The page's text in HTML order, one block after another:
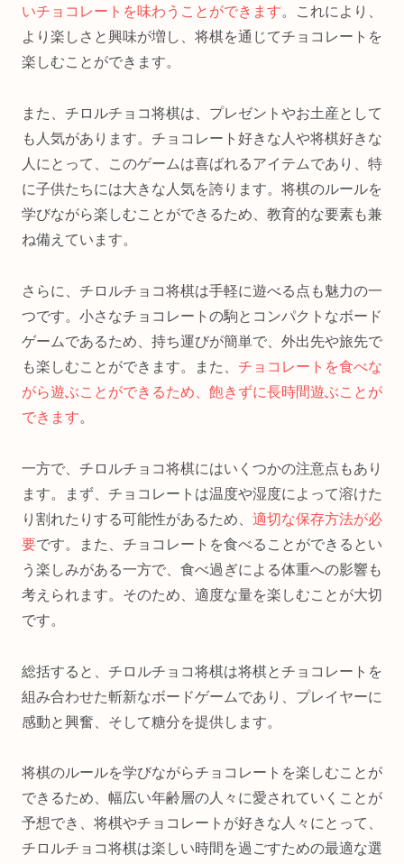
いチョコレートを味わうことができます。これにより、
より楽しさと興味が増し、将棋を通じてチョコレートを
楽しむことができます。
また、チロルチョコ将棋は、プレゼントやお土産として
も人気があります。チョコレート好きな人や将棋好きな
人にとって、このゲームは喜ばれるアイテムであり、特
に子供たちには大きな人気を誇ります。将棋のルールを
学びながら楽しむことができるため、教育的な要素も兼
ね備えています。
さらに、チロルチョコ将棋は手軽に遊べる点も魅力の一
つです。小さなチョコレートの駒とコンパクトなボード
ゲームであるため、持ち運びが簡単で、外出先や旅先で
も楽しむことができます。また、 チョコレートを食べな
がら遊ぶことができるため、飽きずに長時間遊ぶことが
できます。
一方で、チロルチョコ将棋にはいくつかの注意点もあり
ます。まず、チョコレートは温度や湿度によって溶けた
り割れたりする可能性があるため、 適切な保存方法が必
要です。また、チョコレートを食べることができるとい
う楽しみがある一方で、食べ過ぎによる体重への影響も
考えられます。そのため、適度な量を楽しむことが大切
です。
総括すると、チロルチョコ将棋は将棋とチョコレートを
組み合わせた斬新なボードゲームであり、プレイヤーに
感動と興奮、そして糖分を提供します。
将棋のルールを学びながらチョコレートを楽しむことが
できるため、幅広い年齢層の人々に愛されていくことが
予想でき、将棋やチョコレートが好きな人々にとって、
チロルチョコ将棋は楽しい時間を過ごすための最適な選